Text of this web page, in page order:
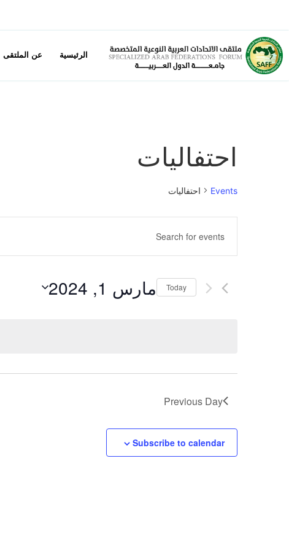
الرئيسية عن الملتقى
احتفاليات
Events احتفاليات
Events
Search
Views
Keyword.
for
Keyword.
Today مارس 1, 2024
Previous Day
Subscribe to calendar